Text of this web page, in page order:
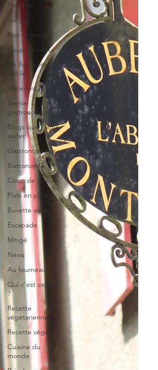
Pas cher
Au Top
Bon moment
Coup de coeur
Un flop à vite
oublier
Décevant
Semie-
gastronomique
Blogs que j'aime
visiter
Gastronomique
Bistronomie
Coup de gueule
Plats en photos
Buvette alpage
Escapade
Mitigé
News
Au fourneau
Qui c'est celui-là
?
Recette
végétarienne
Recette végan
Cuisine du
monde